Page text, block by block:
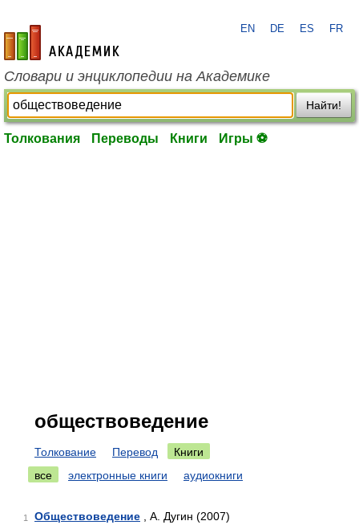
academic.ru
EN DE ES FR
Словари и энциклопедии на Академике
Найти!
Толкования Переводы Книги Игры ⚽
обществоведение
Толкование Перевод
Книги
все
электронные книги аудиокниги
1 Обществоведение , А. Дугин (2007)